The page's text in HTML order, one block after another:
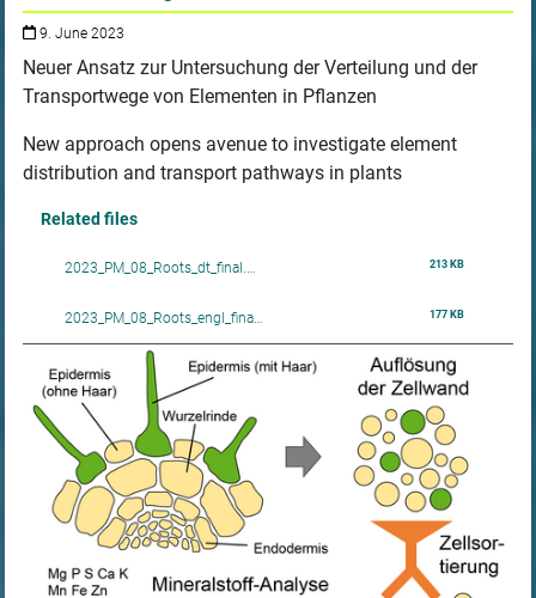
9. June 2023
Neuer Ansatz zur Untersuchung der Verteilung und der
Transportwege von Elementen in Pflanzen
New approach opens avenue to investigate element
distribution and transport pathways in plants
Related files
2023_PM_08_Roots_dt_final.… 213 KB
2023_PM_08_Roots_engl_fina… 177 KB